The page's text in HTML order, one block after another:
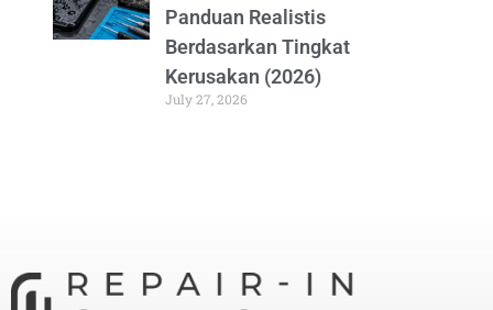
Panduan Realistis
Berdasarkan Tingkat
Kerusakan (2026)
July 27, 2026